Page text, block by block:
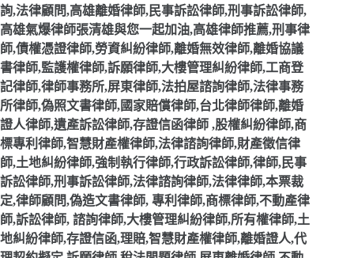
詢,法律顧問,高雄離婚律師,民事訴訟律師,刑事訴訟律師,
高雄氣爆律師張清雄與您一起加油,高雄律師推薦,刑事律
師,債權憑證律師,勞資糾紛律師,離婚無效律師,離婚協議
書律師,監護權律師,訴願律師,大樓管理糾紛律師,工商登
記律師,律師事務所,屏東律師,法拍屋諮詢律師,法律事務
所律師,偽照文書律師,國家賠償律師,台北律師律師,離婚
證人律師,遺產訴訟律師,存證信函律師 ,股權糾紛律師,商
標專利律師,智慧財產權律師,法律諮詢律師,財產徵信律
師,土地糾紛律師,強制執行律師,行政訴訟律師,律師,民事
訴訟律師,刑事訴訟律師,法律諮詢律師,法律律師,本票裁
定,律師顧問,偽造文書律師, 專利律師,商標律師,不動產律
師,訴訟律師, 諮詢律師,大樓管理糾紛律師,所有權律師,土
地糾紛律師,存證信函,理賠,智慧財產權律師,離婚證人,代